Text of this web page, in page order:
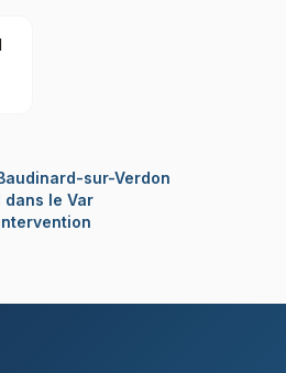
sur-Verdon
dans le Var